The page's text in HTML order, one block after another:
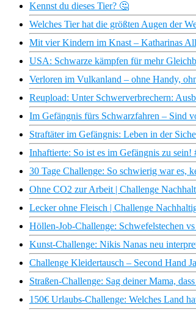
Kennst du dieses Tier? 🤔
Welches Tier hat die größten Augen der
Mit vier Kindern im Knast – Katharinas
USA: Schwarze kämpfen für mehr
Verloren im Vulkanland – ohne Handy,
Reupload: Unter Schwerverbrechern:
Im Gefängnis fürs Schwarzfahren – Sind
Straftäter im Gefängnis: Leben in der
Inhaftierte: So ist es im Gefängnis zu sein!
30 Tage Challenge: So schwierig war
Ohne CO2 zur Arbeit | Challenge
Lecker ohne Fleisch | Challenge
Höllen-Job-Challenge: Schwefelstechen
Kunst-Challenge: Nikis Nanas neu
Challenge Kleidertausch – Second Hand
Straßen-Challenge: Sag deiner Mama,
150€ Urlaubs-Challenge: Welches Land